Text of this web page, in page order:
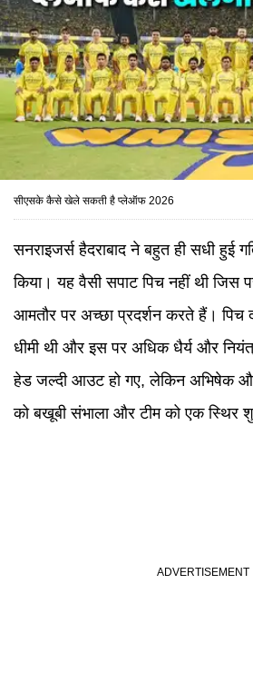
सीएसके कैसे खेले सकती है प्लेऑफ 2026
सनराइजर्स हैदराबाद ने बहुत ही सधी हुई
किया। यह वैसी सपाट पिच नहीं थी जिस
आमतौर पर अच्छा प्रदर्शन करते हैं। पिच
धीमी थी और इस पर अधिक धैर्य और
हेड जल्दी आउट हो गए, लेकिन अभिषेक
को बखूबी संभाला और टीम को एक स्थिर